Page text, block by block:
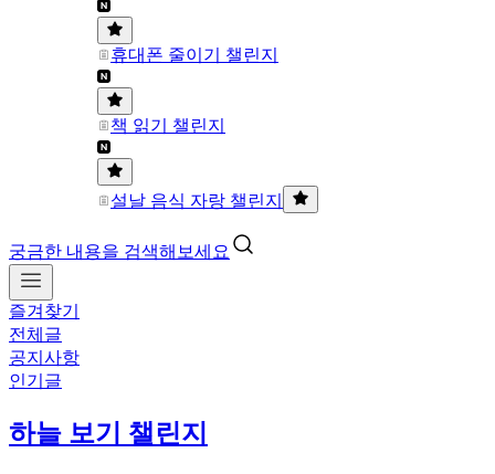
휴대폰 줄이기 챌린지
책 읽기 챌린지
설날 음식 자랑 챌린지
궁금한 내용을 검색해보세요
즐겨찾기
전체글
공지사항
인기글
하늘 보기 챌린지